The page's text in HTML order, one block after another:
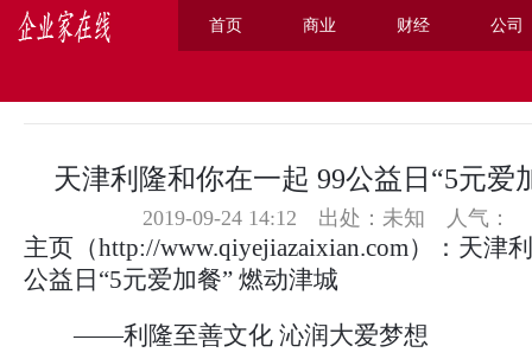
首页 商业 财经 公司
天津利隆和你在一起 99公益日“5元爱
2019-09-24 14:12 出处：未知 人气：
主页 （http://www.qiyejiazaixian.com）：天津
公益日“5元爱加餐” 燃动津城
——利隆至善文化 沁润大爱梦想